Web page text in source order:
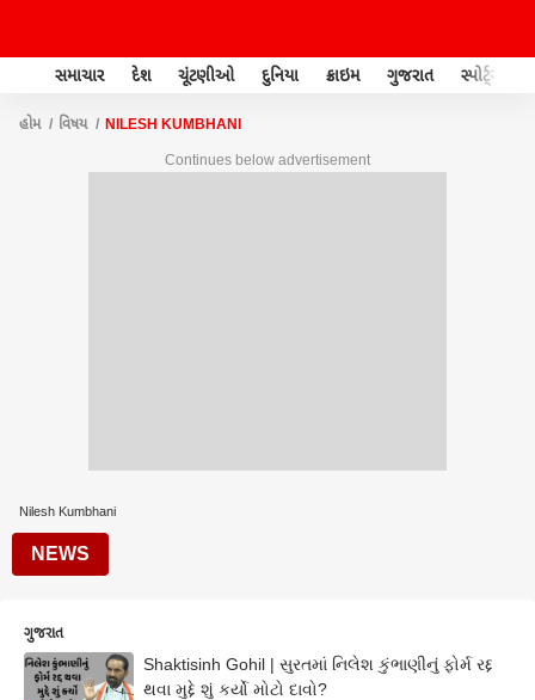
સમાચાર દેશ ચૂંટણીઓ દુનિયા ક્રાઇમ ગુજરાત સ્પોર્ટ્સ
હોમ વિષય NILESH KUMBHANI
Continues below advertisement
Nilesh Kumbhani
NEWS
ગુજરાત
Shaktisinh Gohil | સુરતમાં નિલેશ કુંભાણીનું ફોર્મ રદ્દ
થવા મુદ્દે શું કર્યો મોટો દાવો?